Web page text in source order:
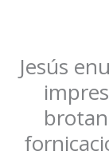
Jesús